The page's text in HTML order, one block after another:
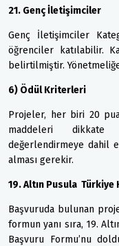
21. Genç İletişimciler
Genç İletişimciler
öğrenciler katılabilir.
belirtilmiştir.
6) Ödül Kriterleri
Projeler, her biri 20
maddeleri dikkate
değerlendirmeye dahil
alması gerekir.
19. Altın Pusula
Başvuruda bulunan
formun yanı sıra, 19.
Başvuru Formu’nu